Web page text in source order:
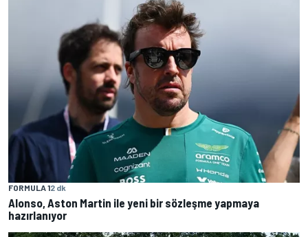
FORMULA 12 dk
Alonso, Aston Martin ile yeni bir sözleşme yapmaya
hazırlanıyor